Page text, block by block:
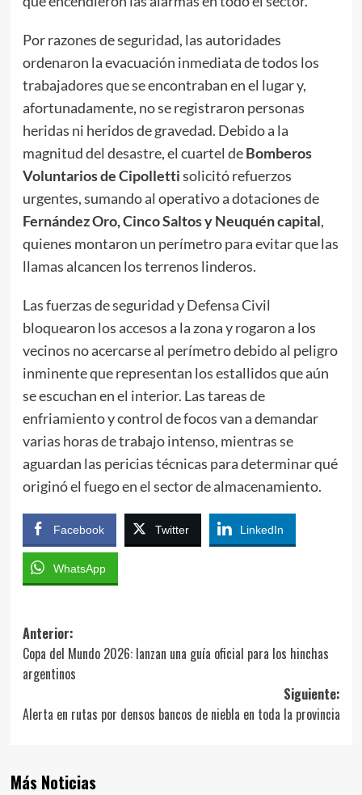
Por razones de seguridad, las autoridades
ordenaron la evacuación inmediata de todos los
trabajadores que se encontraban en el lugar y,
afortunadamente, no se registraron personas
heridas ni heridos de gravedad. Debido a la
magnitud del desastre, el cuartel deBomberos
Voluntarios de Cipollettisolicitó refuerzos
urgentes, sumando al operativo a dotaciones de
Fernández Oro, Cinco Saltos y Neuquén capital,
quienes montaron un perímetro para evitar que las
llamas alcancen los terrenos linderos.
Las fuerzas de seguridad y Defensa Civil
bloquearon los accesos a la zona y rogaron a los
vecinos no acercarse al perímetro debido al peligro
inminente que representan los estallidos que aún
se escuchan en el interior. Las tareas de
enfriamiento y control de focos van a demandar
varias horas de trabajo intenso, mientras se
aguardan las pericias técnicas para determinar qué
originó el fuego en el sector de almacenamiento.
Facebook Twitter LinkedIn
WhatsApp
Navegación
de
entradas
Anterior:
Copa del Mundo 2026: lanzan una guía oficial para los hinchas
argentinos
Siguiente:
Alerta en rutas por densos bancos de niebla en toda la provincia
Más Noticias